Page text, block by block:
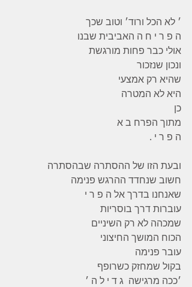
׳ לא הכל ורוד׳ וטוב שכך
ה פ ר י ח ה האביבית שבנו
אולי כבר פחות מורגשת
ונכון שנזכור
שהיא רק אמצעי
היא לא המטרה
כן
מתוך הפרח ב א
ה פ ר י .
ובעת הזו של ההסתרה שבהסתרה
חשוב שנחדד ההרגש פנימה
שאנחנו בדרך אל ה פ ר י
עוברות דרך בוסריות
שמכהה לא רק השיניים
הכוח המושך החיצוני
עובר פנימה
בקול שמחזק כשרופף
׳ככה מרגישה  ג ד י ל ה ׳